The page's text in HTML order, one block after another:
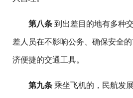
第八条 到出差目的地有多种
差人员在不影响公务、确保安全
济便捷的交通工具。
第九条 乘坐飞机的，民航发